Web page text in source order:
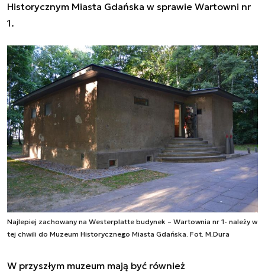
Historycznym Miasta Gdańska w sprawie Wartowni nr
1.
Najlepiej zachowany na Westerplatte budynek – Wartownia nr 1- należy w
tej chwili do Muzeum Historycznego Miasta Gdańska. Fot. M.Dura
W przyszłym muzeum mają być również